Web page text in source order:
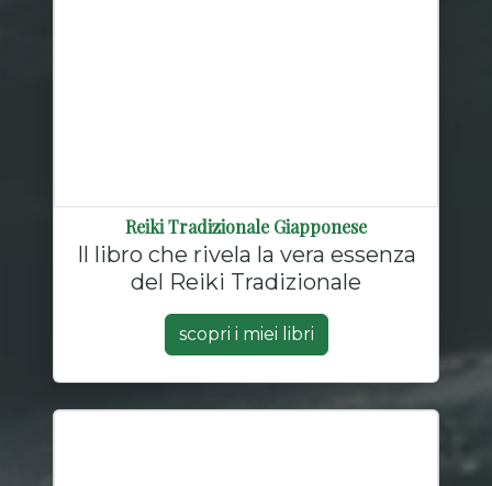
Reiki Tradizionale Giapponese
Il libro che rivela la vera essenza
del Reiki Tradizionale
scopri i miei libri